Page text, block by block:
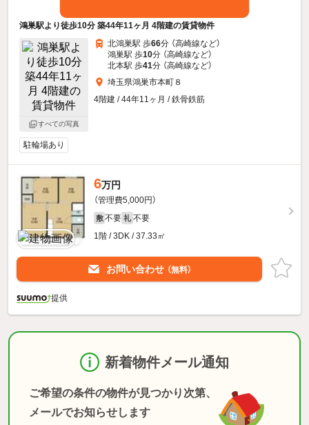
鴻巣駅より徒歩10分 築44年11ヶ月 4階建の賃貸物件
すべての写真
北鴻巣駅 歩66分 （高崎線など）
鴻巣駅 歩10分 （高崎線など）
北本駅 歩41分 （高崎線など）
埼玉県鴻巣市本町８
4階建 / 44年11ヶ月 / 鉄骨鉄筋
駐輪場あり
6万円
（管理費5,000円）
敷 不要 礼 不要
1階 / 3DK / 37.33㎡
お問い合わせ （無料）
提供
新着物件メール通知
ご希望の条件の物件が見つかり次第、
メールでお知らせします